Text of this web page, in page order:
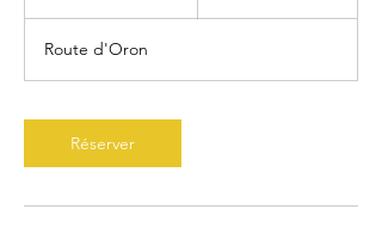
m
i
Route d'Oron
Réserver